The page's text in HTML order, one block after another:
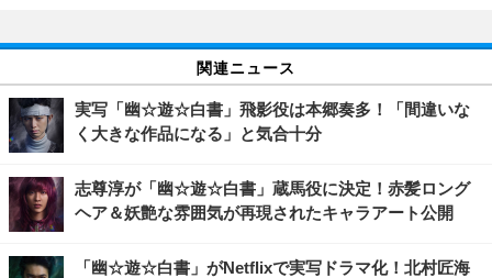
関連ニュース
実写「幽☆遊☆白書」飛影役は本郷奏多！「間違いな
く大きな作品になる」と気合十分
志尊淳が「幽☆遊☆白書」蔵馬役に決定！赤髪ロング
ヘア＆妖艶な雰囲気が再現されたキャラアート公開
「幽☆遊☆白書」がNetflixで実写ドラマ化！北村匠海